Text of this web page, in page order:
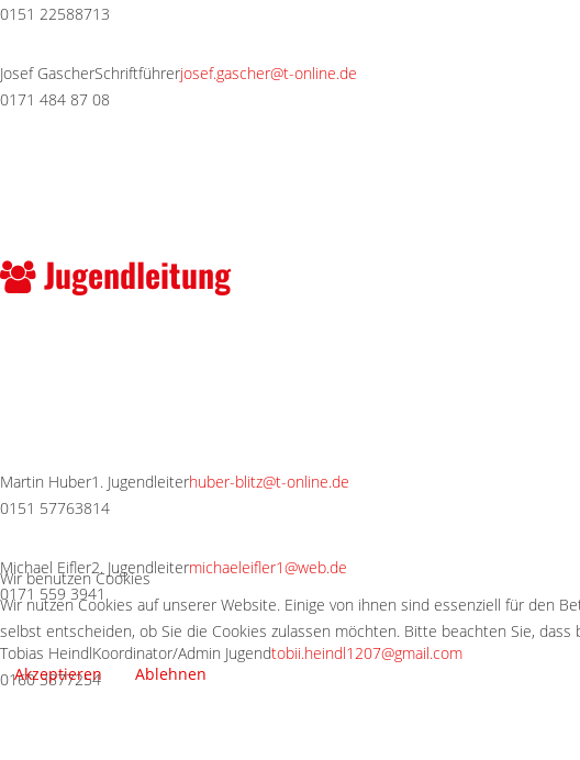
0151 22588713
Josef GascherSchriftführerjosef.gascher@t-online.de
0171 484 87 08
Jugendleitung
Martin Huber1. Jugendleiterhuber-blitz@t-online.de
0151 57763814
Michael Eifler2. Jugendleitermichaeleifler1@web.de
0171 559 3941
Tobias HeindlKoordinator/Admin Jugendtobii.heindl1207@gmail.com
0160 3877254
Wir benutzen Cookies
Wir nutzen Cookies auf unserer Website. Einige von ihnen sind essenziell für den
selbst entscheiden, ob Sie die Cookies zulassen möchten. Bitte beachten Sie,
Akzeptieren
Ablehnen